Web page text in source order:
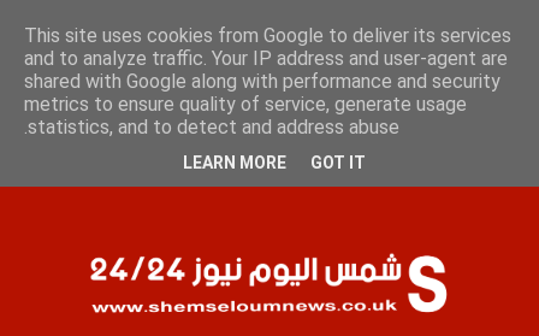
السبت 8 أغسطس 2026
الصفحات
This site uses cookies from Google to deliver its services
and to analyze traffic. Your IP address and user-agent are
shared with Google along with performance and security
metrics to ensure quality of service, generate usage
statistics, and to detect and address abuse.
LEARN MORE GOT IT